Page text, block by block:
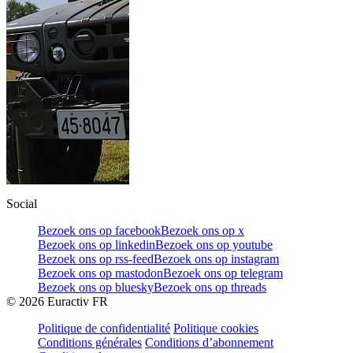
Social
Bezoek ons op facebookBezoek ons op x
Bezoek ons op linkedinBezoek ons op youtube
Bezoek ons op rss-feedBezoek ons op instagram
Bezoek ons op mastodonBezoek ons op telegram
Bezoek ons op blueskyBezoek ons op threads
© 2026 Euractiv FR
Politique de confidentialité Politique cookies
Conditions générales Conditions d’abonnement